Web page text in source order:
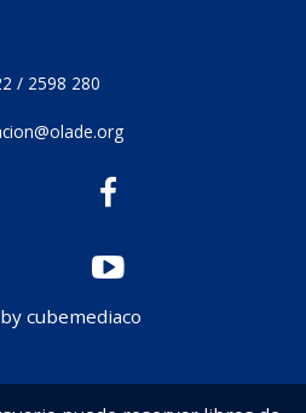
/ 2598 280
cubemediaco